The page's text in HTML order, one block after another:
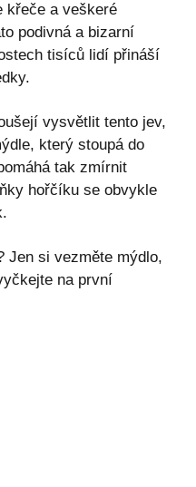
křeče a veškeré
podivná a bizarní
tisíců lidí přináší
vysvětlit tento jev,
který stoupá do
tak zmírnit
hořčíku se obvykle
Jen si vezměte mýdlo,
na první